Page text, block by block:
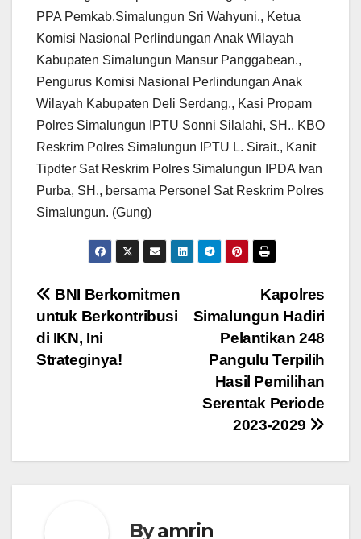
PPA Pemkab.Simalungun Sri Wahyuni., Ketua
Komisi Nasional Perlindungan Anak Wilayah
Kabupaten Simalungun Mansur Panggabean.,
Pengurus Komisi Nasional Perlindungan Anak
Wilayah Kabupaten Deli Serdang., Kasi Propam
Polres Simalungun IPTU Sonni Silalahi, SH., KBO
Reskrim Polres Simalungun IPTU L. Sirait., Kanit
Tipdter Sat Reskrim Polres Simalungun IPDA Ivan
Purba, SH., bersama Personel Sat Reskrim Polres
Simalungun. (Gung)
Navigasi
pos
Kapolres
Simalungun Hadiri
Pelantikan 248
Pangulu Terpilih
Hasil Pemilihan
Serentak Periode
2023-2029
BNI Berkomitmen
untuk Berkontribusi
di IKN, Ini
Strateginya!
Byamrin